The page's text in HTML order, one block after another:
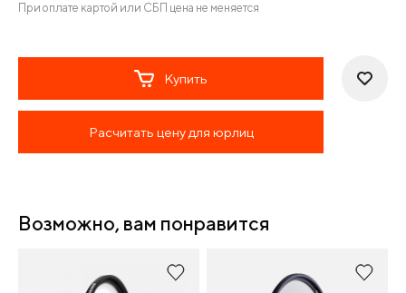
При оплате картой или СБП цена не меняется
Купить
Расчитать цену для юрлиц
Возможно, вам понравится